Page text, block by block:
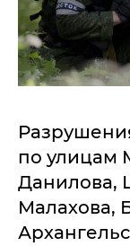
по улицам
Данилова,
Малахова,